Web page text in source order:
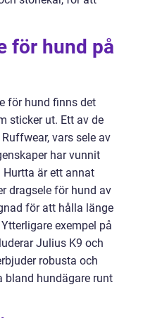
för hund på
för hund finns det
sticker ut. Ett av de
vars sele av
har vunnit
är ett annat
dragsele för hund av
för att hålla länge
exempel på
Julius K9 och
robusta och
bland hundägare runt